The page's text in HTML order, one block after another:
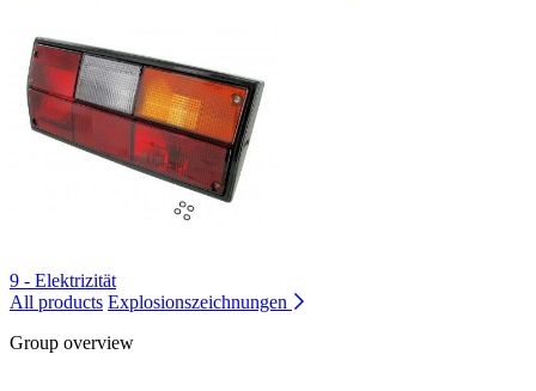
9 - Elektrizität
All products Explosionszeichnungen
Group overview